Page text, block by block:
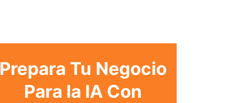
Prepara Tu Negocio
Para la IA Con